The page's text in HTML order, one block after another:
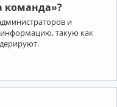
команда»?
и
такую как